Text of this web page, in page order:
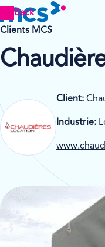
Back
Clients MCS
Client:
Industrie: